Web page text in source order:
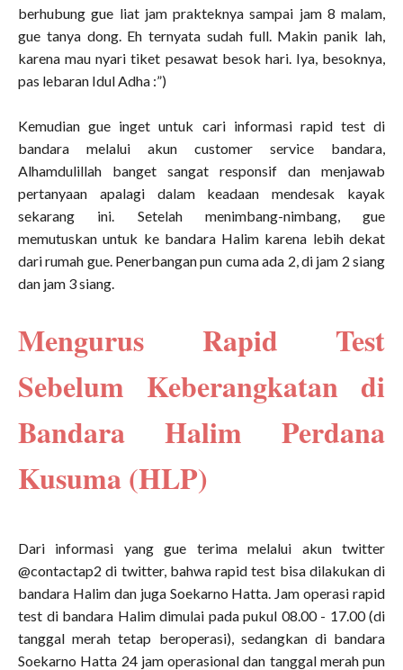
berhubung gue liat jam prakteknya sampai jam 8 malam,
gue tanya dong. Eh ternyata sudah full. Makin panik lah,
karena mau nyari tiket pesawat besok hari. Iya, besoknya,
pas lebaran Idul Adha :”)
Kemudian gue inget untuk cari informasi rapid test di
bandara melalui akun customer service bandara,
Alhamdulillah banget sangat responsif dan menjawab
pertanyaan apalagi dalam keadaan mendesak kayak
sekarang ini. Setelah menimbang-nimbang, gue
memutuskan untuk ke bandara Halim karena lebih dekat
dari rumah gue. Penerbangan pun cuma ada 2, di jam 2 siang
dan jam 3 siang.
Mengurus Rapid Test
Sebelum Keberangkatan di
Bandara Halim Perdana
Kusuma (HLP)
Dari informasi yang gue terima melalui akun twitter
@contactap2 di twitter, bahwa rapid test bisa dilakukan di
bandara Halim dan juga Soekarno Hatta. Jam operasi rapid
test di bandara Halim dimulai pada pukul 08.00 - 17.00 (di
tanggal merah tetap beroperasi), sedangkan di bandara
Soekarno Hatta 24 jam operasional dan tanggal merah pun